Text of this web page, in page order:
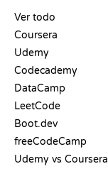
Ver todo
Coursera
Udemy
Codecademy
DataCamp
LeetCode
Boot.dev
freeCodeCamp
Udemy vs Coursera